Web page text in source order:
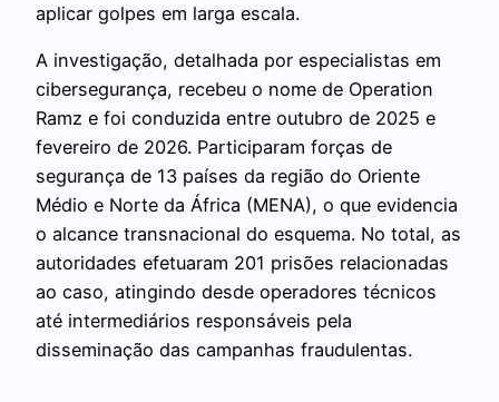
aplicar golpes em larga escala.
A investigação, detalhada por especialistas em
cibersegurança, recebeu o nome de Operation
Ramz e foi conduzida entre outubro de 2025 e
fevereiro de 2026. Participaram forças de
segurança de 13 países da região do Oriente
Médio e Norte da África (MENA), o que evidencia
o alcance transnacional do esquema. No total, as
autoridades efetuaram 201 prisões relacionadas
ao caso, atingindo desde operadores técnicos
até intermediários responsáveis pela
disseminação das campanhas fraudulentas.